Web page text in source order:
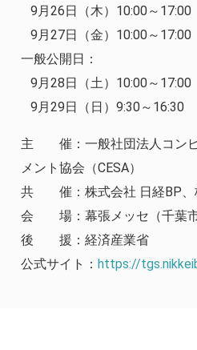
9月26日（木）10:00～17:00
9月27日（金）10:00～17:00
一般公開日：
9月28日（土）10:00～17:00
9月29日（日）9:30～16:30
主 催：一般社団法人コンピ
メント協会（CESA）
共 催：株式会社 日経BP、
会 場：幕張メッセ（千葉市
後 援：経済産業省
公式サイト： https://